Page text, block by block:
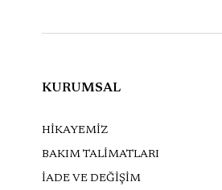
KURUMSAL
HİKAYEMİZ
BAKIM TALİMATLARI
İADE VE DEĞİŞİM